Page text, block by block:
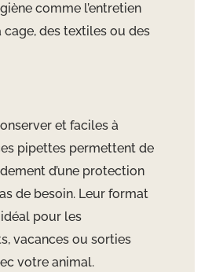
comme l’entretien
des textiles ou des
et faciles à
pipettes permettent de
d’une protection
de besoin. Leur format
pour les
vacances ou sorties
votre animal.